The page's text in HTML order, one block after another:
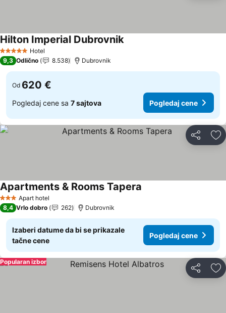
5 ZvezdiceHotel
Hilton Imperial Dubrovnik
9,3 Odlično 8.538 Dubrovnik
Od 620 €
Pogledaj cene sa 7 sajtova Pogledaj cene
Deli
3 ZvezdiceApart hotel
Apartments & Rooms Tapera
8,4 Vrlo dobro 262 Dubrovnik
Izaberi datume da bi se prikazale
tačne cene
Pogledaj cene
Deli
Popularan izbor